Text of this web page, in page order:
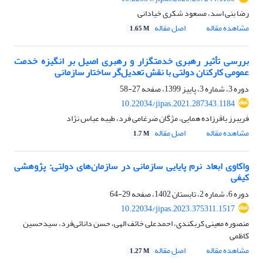
رضا بنی اسد، مسعود شکری خیادانی
مشاهده مقاله
اصل مقاله 1.65 M
بررسی تأثیر رهبری خدمتگزار و رهبری اصیل بر انگیزه خدمت
عمومی کارکنان دولتی با نقش تعدیل‌گر ساختار سازمانی
دوره 3، شماره 3، پاییز 1399، صفحه
27-58
10.22034/jipas.2021.287343.1184
فریبرز باقرزاده همایی، مژگان ضرغامی فرد، طیبه عباس نژاد
مشاهده مقاله
اصل مقاله 1.7 M
واکاوی ابعاد نرم پایایی سازمانی در سازمان‌های دولتی: پژوهشی
کیفی
دوره 6، شماره 2، تابستان 1402، صفحه
29-64
10.22034/jipas.2023.375311.1517
منصوره معینی کربکندی، احمدعلی خائف الهی، حسن دانائی‌فرد، سیدحسین
کاظمی
مشاهده مقاله
اصل مقاله 1.27 M